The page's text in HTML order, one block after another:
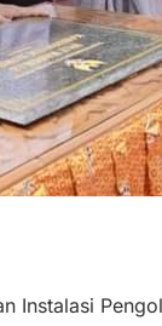
Instalasi